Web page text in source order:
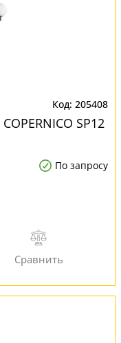
205408
SP12
По запросу